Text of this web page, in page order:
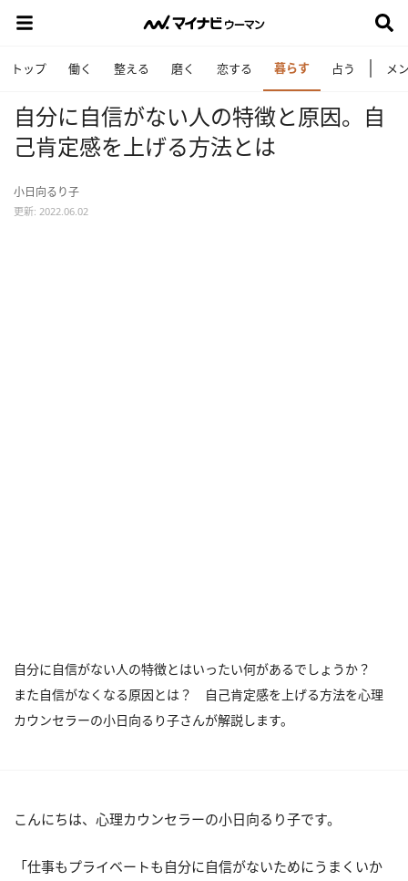
トップ 働く 整える 磨く 恋する 暮らす 占う メ
自分に自信がない人の特徴と原因。自
己肯定感を上げる方法とは
小日向るり子
更新: 2022.06.02
自分に自信がない人の特徴とはいったい何があるでしょうか？
また自信がなくなる原因とは？ 自己肯定感を上げる方法を心理
カウンセラーの小日向るり子さんが解説します。
こんにちは、心理カウンセラーの小日向るり子です。
「仕事もプライベートも自分に自信がないためにうまくいか